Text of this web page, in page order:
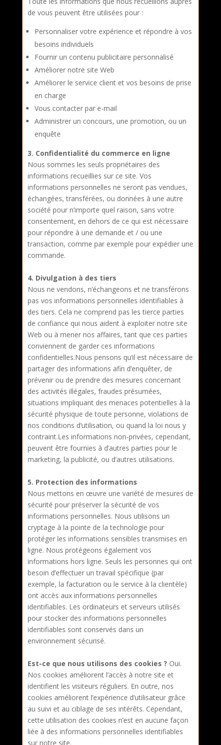
de vous peuvent être utilisées pour :
Personnaliser votre expérience et répondre à vos
besoins individuels
Fournir un contenu publicitaire personnalisé
Améliorer notre site Web
Améliorer le service client et vos besoins de prise
en charge
Vous contacter par e-mail
Administrer un concours, une promotion, ou un
enquête
3. Confidentialité du commerce en ligne
Nous sommes les seuls propriétaires des
informations recueillies sur ce site. Vos
informations personnelles ne seront pas vendues,
échangées, transférées, ou données à une autre
société pour n’importe quel raison, sans votre
consentement, en dehors de ce qui est nécessaire
pour répondre à une demande et / ou une
transaction, comme par exemple pour expédier une
commande.
4. Divulgation à des tiers
Nous ne vendons, n’échangeons et ne transférons
pas vos informations personnelles identifiables à
des tiers. Cela ne comprend pas les tierce parties
de confiance qui nous aident à exploiter notre site
Web ou à mener nos affaires, tant que ces parties
conviennent de garder ces informations
confidentielles.Nous pensons qu’il est nécessaire de
partager des informations afin d’enquêter, de
prévenir ou de prendre des mesures concernant
des activités illégales, fraudes présumées,
situations impliquant des menaces potentielles à la
sécurité physique de toute personne, violations de
nos conditions d’utilisation, ou quand la loi nous y
contraint.Les informations non-privées, cependant,
peuvent être fournies à d’autres parties pour le
marketing, la publicité, ou d’autres utilisations.
5. Protection des informations
Nous mettons en œuvre une variété de mesures de
sécurité pour préserver la sécurité de vos
informations personnelles. Nous utilisons un
cryptage à la pointe de la technologie pour
protéger les informations sensibles transmises en
ligne. Nous protégeons également vos
informations hors ligne. Seuls les personnes qui ont
besoin d’effectuer un travail spécifique (par
exemple, la facturation ou le service à la clientèle)
ont accès aux informations personnelles
identifiables. Les ordinateurs et serveurs utilisés
pour stocker des informations personnelles
identifiables sont conservés dans un
environnement sécurisé.
Est-ce que nous utilisons des cookies ? Oui.
Nos cookies améliorent l’accès à notre site et
identifient les visiteurs réguliers. En outre, nos
cookies améliorent l’expérience d’utilisateur grâce
au suivi et au ciblage de ses intérêts. Cependant,
cette utilisation des cookies n’est en aucune façon
liée à des informations personnelles identifiables
sur notre site.